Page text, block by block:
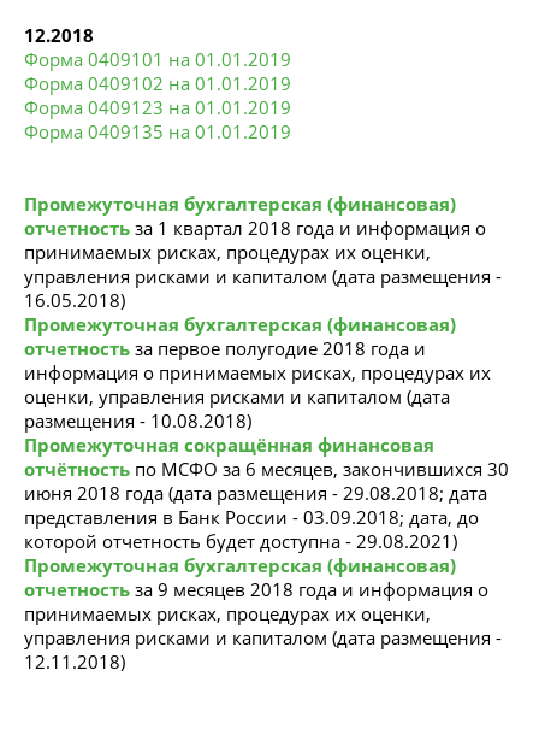
12.2018
Форма 0409101 на 01.01.2019
Форма 0409102 на 01.01.2019
Форма 0409123 на 01.01.2019
Форма 0409135 на 01.01.2019
Промежуточная бухгалтерская (финансовая)
отчетность за 1 квартал 2018 года и информация о
принимаемых рисках, процедурах их оценки,
управления рисками и капиталом (дата размещения -
16.05.2018)
Промежуточная бухгалтерская (финансовая)
отчетность за первое полугодие 2018 года и
информация о принимаемых рисках, процедурах их
оценки, управления рисками и капиталом (дата
размещения - 10.08.2018)
Промежуточная сокращённая финансовая
отчётность по МСФО за 6 месяцев, закончившихся 30
июня 2018 года (дата размещения - 29.08.2018; дата
представления в Банк России - 03.09.2018; дата, до
которой отчетность будет доступна - 29.08.2021)
Промежуточная бухгалтерская (финансовая)
отчетность за 9 месяцев 2018 года и информация о
принимаемых рисках, процедурах их оценки,
управления рисками и капиталом (дата размещения -
12.11.2018)